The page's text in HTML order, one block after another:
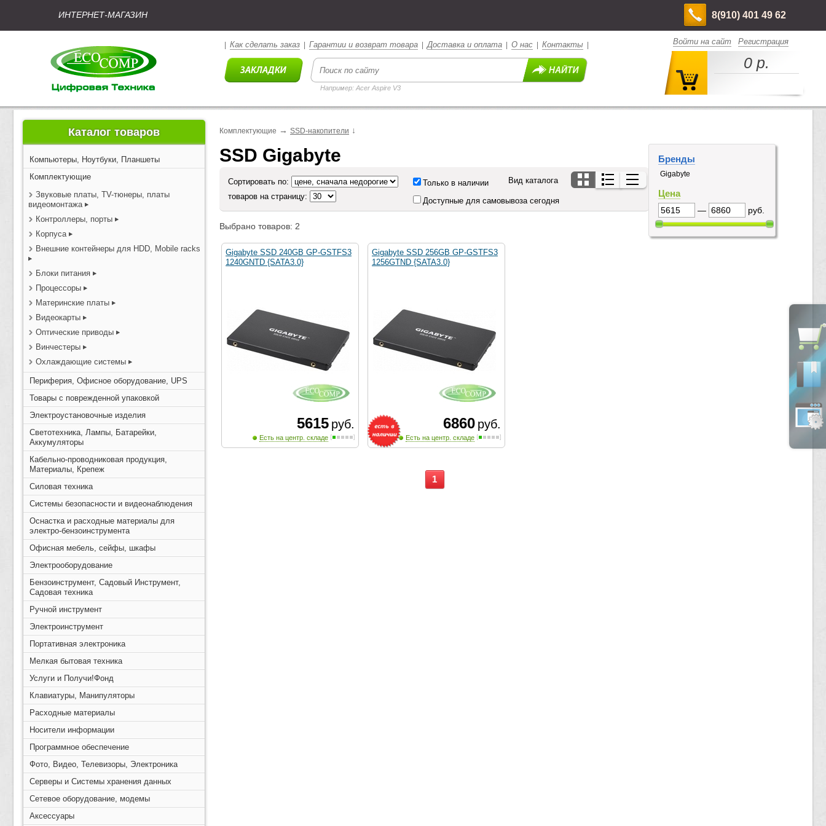
ИНТЕРНЕТ-МАГАЗИН 8(910) 401 49 62
Как сделать заказ Гарантии и возврат товара |Доставка и оплата О нас Контакты
Например: Acer Aspire V3
Войти на сайт Регистрация
0 р.
Каталог товаров
Компьютеры, Ноутбуки, Планшеты
Комплектующие
Звуковые платы, TV-тюнеры, платы
видеомонтажа
Контроллеры, порты
Корпуса
Внешние контейнеры для HDD, Mobile racks
Блоки питания
Процессоры
Материнские платы
Видеокарты
Оптические приводы
Винчестеры
Охлаждающие системы
Периферия, Офисное оборудование, UPS
Товары с поврежденной упаковкой
Электроустановочные изделия
Светотехника, Лампы, Батарейки,
Аккумуляторы
Кабельно-проводниковая продукция,
Материалы, Крепеж
Силовая техника
Системы безопасности и видеонаблюдения
Оснастка и расходные материалы для
электро-бензоинструмента
Офисная мебель, сейфы, шкафы
Электрооборудование
Бензоинструмент, Садовый Инструмент,
Садовая техника
Ручной инструмент
Электроинструмент
Портативная электроника
Мелкая бытовая техника
Услуги и Получи!Фонд
Клавиатуры, Манипуляторы
Расходные материалы
Носители информации
Программное обеспечение
Фото, Видео, Телевизоры, Электроника
Серверы и Системы хранения данных
Сетевое оборудование, модемы
Аксессуары
Комплектующие → SSD-накопители ↓
SSD Gigabyte
Сортировать по:
товаров на страницу:
Только в наличии
Доступные для самовывоза сегодня
Вид каталога
Выбрано товаров: 2
Gigabyte SSD 240GB GP-GSTFS3
1240GNTD {SATA3.0}
5615 руб.
Есть на центр. складе
Gigabyte SSD 256GB GP-GSTFS3
1256GTND {SATA3.0}
6860 руб.
Есть на центр. складе
1
Бренды
Gigabyte
Цена
— руб.